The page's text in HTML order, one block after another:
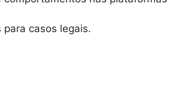
casos legais.